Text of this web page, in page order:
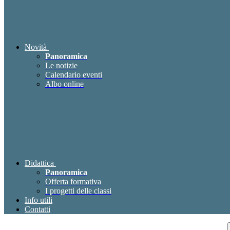
Novità
Panoramica
Le notizie
Calendario eventi
Albo online
Didattica
Panoramica
Offerta formativa
I progetti delle classi
Info utili
Contatti